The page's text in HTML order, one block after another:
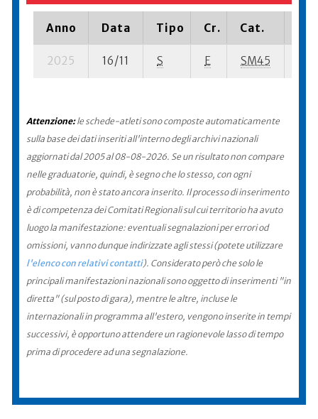
Anno Data Tipo Cr. Cat.
2025 16/11 S E SM45
Attenzione:le schede-atleti sono composte automaticamente
sulla base dei dati inseriti all'interno degli archivi nazionali
aggiornati dal 2005 al 08-08-2026. Se un risultato non compare
nelle graduatorie, quindi, è segno che lo stesso, con ogni
probabilità, non è stato ancora inserito. Il processo di inserimento
è di competenza dei Comitati Regionali sul cui territorio ha avuto
luogo la manifestazione: eventuali segnalazioni per errori od
omissioni, vanno dunque indirizzate agli stessi (potete utilizzare
l'elenco con relativi contatti). Considerato però che solo le
principali manifestazioni nazionali sono oggetto di inserimenti "in
diretta" (sul posto di gara), mentre le altre, incluse le
internazionali in programma all'estero, vengono inserite in tempi
successivi, è opportuno attendere un ragionevole lasso di tempo
prima di procedere ad una segnalazione.